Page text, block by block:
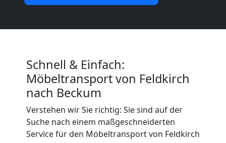
Schnell & Einfach:
Möbeltransport von Feldkirch
nach Beckum
Verstehen wir Sie richtig: Sie sind auf der
Suche nach einem maßgeschneiderten
Service für den Möbeltransport von Feldkirch
LKW
Kunsttransport
Feldkirch
Umzug